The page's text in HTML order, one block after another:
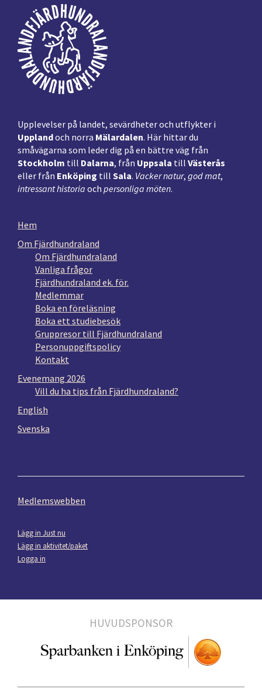
Footer
Upplevelser på landet, sevärdheter och utflykter i
Upplandoch norra Mälardalen. Här hittar du
småvägarna som leder dig på en bättre väg från
Stockholm till Dalarna, från Uppsala till Västerås
eller från Enköping till Sala. Vacker natur, god mat,
intressant historia och personliga möten.
Hem
Om Fjärdhundraland
Om Fjärdhundraland
Vanliga frågor
Fjärdhundraland ek. för.
Medlemmar
Boka en föreläsning
Boka ett studiebesök
Gruppresor till Fjärdhundraland
Personuppgiftspolicy
Kontakt
Evenemang 2026
Vill du ha tips från Fjärdhundraland?
English
Svenska
Medlemswebben
Lägg in Just nu
Lägg in aktivitet/paket
Logga in
HUVUDSPONSOR